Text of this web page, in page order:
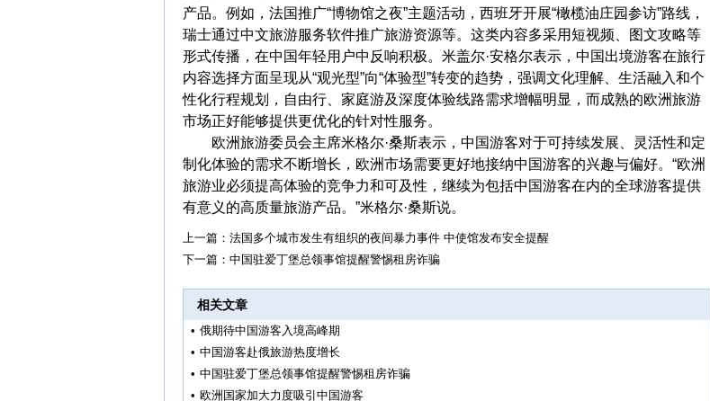
产品。例如，法国推广“博物馆之夜”主题活动，西班牙开展“橄榄油庄园参访”路线，
瑞士通过中文旅游服务软件推广旅游资源等。这类内容多采用短视频、图文攻略等
形式传播，在中国年轻用户中反响积极。米盖尔·安格尔表示，中国出境游客在旅行
内容选择方面呈现从“观光型”向“体验型”转变的趋势，强调文化理解、生活融入和个
性化行程规划，自由行、家庭游及深度体验线路需求增幅明显，而成熟的欧洲旅游
市场正好能够提供更优化的针对性服务。
欧洲旅游委员会主席米格尔·桑斯表示，中国游客对于可持续发展、灵活性和定
制化体验的需求不断增长，欧洲市场需要更好地接纳中国游客的兴趣与偏好。“欧洲
旅游业必须提高体验的竞争力和可及性，继续为包括中国游客在内的全球游客提供
有意义的高质量旅游产品。”米格尔·桑斯说。
上一篇： 法国多个城市发生有组织的夜间暴力事件 中使馆发布安全提醒
下一篇： 中国驻爱丁堡总领事馆提醒警惕租房诈骗
相关文章
• 俄期待中国游客入境高峰期
• 中国游客赴俄旅游热度增长
• 中国驻爱丁堡总领事馆提醒警惕租房诈骗
• 欧洲国家加大力度吸引中国游客